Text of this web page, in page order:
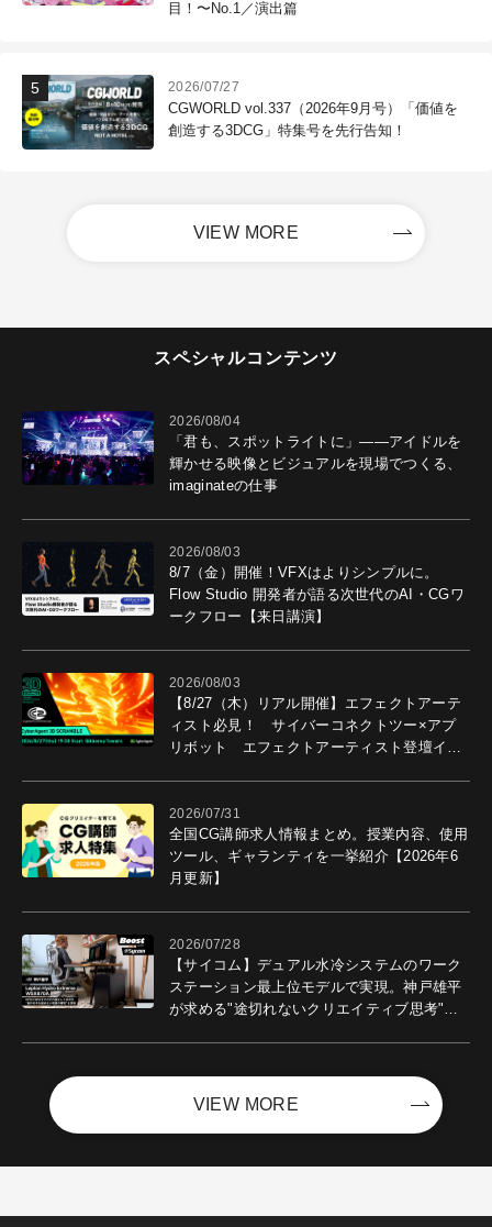
目！〜No.1／演出篇
2026/07/27
CGWORLD vol.337（2026年9月号）「価値を
創造する3DCG」特集号を先行告知！
VIEW MORE
スペシャルコンテンツ
2026/08/04
「君も、スポットライトに」――アイドルを
輝かせる映像とビジュアルを現場でつくる、
imaginateの仕事
2026/08/03
8/7（金）開催！VFXはよりシンプルに。
Flow Studio 開発者が語る次世代のAI・CGワ
ークフロー【来日講演】
2026/08/03
【8/27（木）リアル開催】エフェクトアーテ
ィスト必見！ サイバーコネクトツー×アプ
リボット エフェクトアーティスト登壇イベ
2026/07/31
全国CG講師求人情報まとめ。授業内容、使用
ツール、ギャランティを一挙紹介【2026年6
月更新】
2026/07/28
【サイコム】デュアル水冷システムのワーク
ステーション最上位モデルで実現。神戸雄平
が求める"途切れないクリエイティブ思考"｜
VIEW MORE